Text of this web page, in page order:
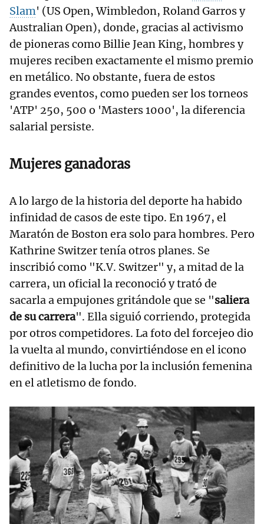
Slam' (US Open, Wimbledon, Roland Garros y
Australian Open), donde, gracias al activismo
de pioneras como Billie Jean King, hombres y
mujeres reciben exactamente el mismo premio
en metálico. No obstante, fuera de estos
grandes eventos, como pueden ser los torneos
'ATP' 250, 500 o 'Masters 1000', la diferencia
salarial persiste.
Mujeres ganadoras
A lo largo de la historia del deporte ha habido
infinidad de casos de este tipo. En 1967, el
Maratón de Boston era solo para hombres. Pero
Kathrine Switzer tenía otros planes. Se
inscribió como "K.V. Switzer" y, a mitad de la
carrera, un oficial la reconoció y trató de
sacarla a empujones gritándole que se "saliera
de su carrera". Ella siguió corriendo, protegida
por otros competidores. La foto del forcejeo dio
la vuelta al mundo, convirtiéndose en el icono
definitivo de la lucha por la inclusión femenina
en el atletismo de fondo.